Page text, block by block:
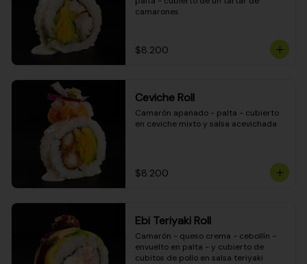
camarones
$8.200
Ceviche Roll
Camarón apanado - palta - cubierto
en ceviche mixto y salsa acevichada
$8.200
Ebi Teriyaki Roll
Camarón - queso crema - cebollín -
envuelto en palta - y cubierto de
cubitos de pollo en salsa teriyaki